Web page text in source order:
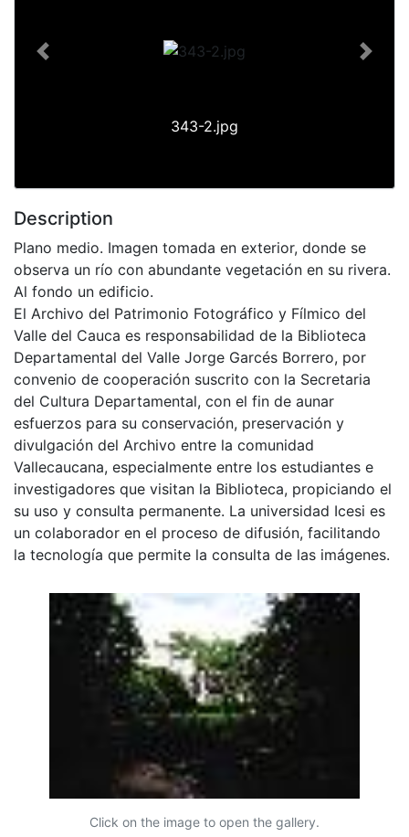
343-2.jpg
Previous Next
Description
Plano medio. Imagen tomada en exterior, donde se
observa un río con abundante vegetación en su rivera.
Al fondo un edificio.
El Archivo del Patrimonio Fotográfico y Fílmico del
Valle del Cauca es responsabilidad de la Biblioteca
Departamental del Valle Jorge Garcés Borrero, por
convenio de cooperación suscrito con la Secretaria
del Cultura Departamental, con el fin de aunar
esfuerzos para su conservación, preservación y
divulgación del Archivo entre la comunidad
Vallecaucana, especialmente entre los estudiantes e
investigadores que visitan la Biblioteca, propiciando el
su uso y consulta permanente. La universidad Icesi es
un colaborador en el proceso de difusión, facilitando
la tecnología que permite la consulta de las imágenes.
Click on the image to open the gallery.